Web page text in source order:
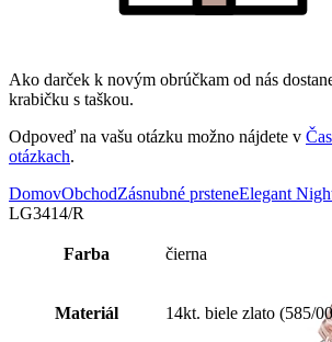
Ako darček k novým obrúčkam od nás
krabičku s taškou.
Odpoveď na vašu otázku možno nájdete v
otázkach.
DomovObchodZásnubné prsteneElegant
LG3414/R
Farba čierna
Materiál 14kt. biele zlato (585/